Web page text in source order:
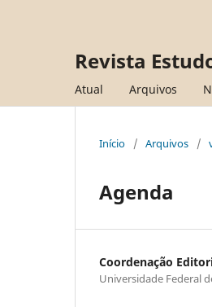
Revista
Atual Arquivos
Início / Arquivos /
Agenda
Coordenação
Universidade Federal